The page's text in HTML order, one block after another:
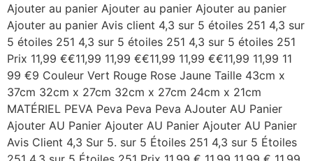
Ajouter au panier Ajouter au panier Ajouter au panier
Ajouter au panier Avis client 4,3 sur 5 étoiles 251 4,3 sur
5 étoiles 251 4,3 sur 5 étoiles 251 4,3 sur 5 étoiles 251
Prix 11,99 €€11,99 11,99 €€11,99 11,99 €€11,99 11,99 11
99 €9 Couleur Vert Rouge Rose Jaune Taille 43cm x
37cm 32cm x 27cm 32cm x 27cm 24cm x 21cm
MATÉRIEL PEVA Peva Peva Peva AJouter AU Panier
Ajouter AU Panier Ajouter AU Panier Ajouter AU Panier
Avis Client 4,3 Sur 5. sur 5 Étoiles 251 4,3 sur 5 Étoiles